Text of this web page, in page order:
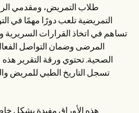
طلاب التمريض، ومقدمي
التمريضية تلعب دورًا مهمًا في
تساهم في اتخاذ القرارات
المرضى وضمان التواصل
الصحية. تحتوي ورقة التقرير
تسجل التاريخ الطبي للمريض